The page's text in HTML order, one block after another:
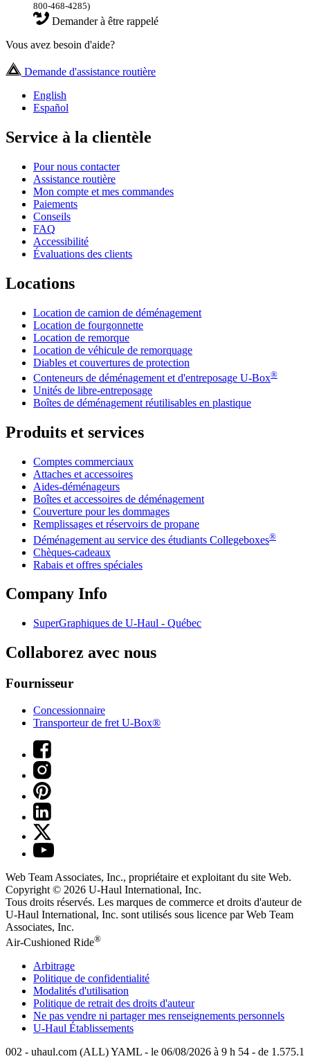
800-468-4285)
Demander à être rappelé
Vous avez besoin d'aide?
Demande d'assistance routière
English
Español
Service à la clientèle
Pour nous contacter
Assistance routière
Mon compte et mes commandes
Paiements
Conseils
FAQ
Accessibilité
Évaluations des clients
Locations
Location de camion de déménagement
Location de fourgonnette
Location de remorque
Location de véhicule de remorquage
Diables et couvertures de protection
Conteneurs de déménagement et d'entreposage U-Box®
Unités de libre-entreposage
Boîtes de déménagement réutilisables en plastique
Produits et services
Comptes commerciaux
Attaches et accessoires
Aides-déménageurs
Boîtes et accessoires de déménagement
Couverture pour les dommages
Remplissages et réservoirs de propane
Déménagement au service des étudiants Collegeboxes®
Chèques-cadeaux
Rabais et offres spéciales
Company Info
SuperGraphiques de U-Haul - Québec
Collaborez avec nous
Fournisseur
Concessionnaire
Transporteur de fret U-Box®
Web Team Associates, Inc., propriétaire et exploitant du site Web.
Copyright © 2026 U-Haul International, Inc.
Tous droits réservés. Les marques de commerce et droits d'auteur de
U-Haul International, Inc. sont utilisés sous licence par Web Team
Associates, Inc.
Air-Cushioned Ride®
Arbitrage
Politique de confidentialité
Modalités d'utilisation
Politique de retrait des droits d'auteur
Ne pas vendre ni partager mes renseignements personnels
U-Haul Établissements
002 - uhaul.com (ALL) YAML - le 06/08/2026 à 9 h 54 - de 1.575.1